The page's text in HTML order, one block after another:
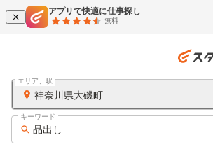
アプリで快適に仕事探し
無料
神奈川県大磯町
エリア、駅
品出し
キーワード